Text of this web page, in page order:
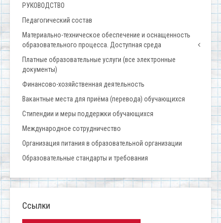
РУКОВОДСТВО
Педагогический состав
Материально-техническое обеспечение и оснащенность
образовательного процесса. Доступная среда
Платные образовательные услуги (все электронные
документы)
Финансово-хозяйственная деятельность
Вакантные места для приёма (перевода) обучающихся
Стипендии и меры поддержки обучающихся
Международное сотрудничество
Организация питания в образовательной организации
Образовательные стандарты и требования
Ссылки